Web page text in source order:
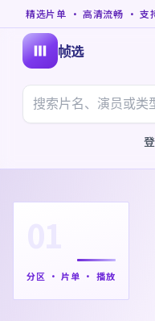
精选片单 · 高清流畅 · 支
帧选
分区 · 片单 · 播放